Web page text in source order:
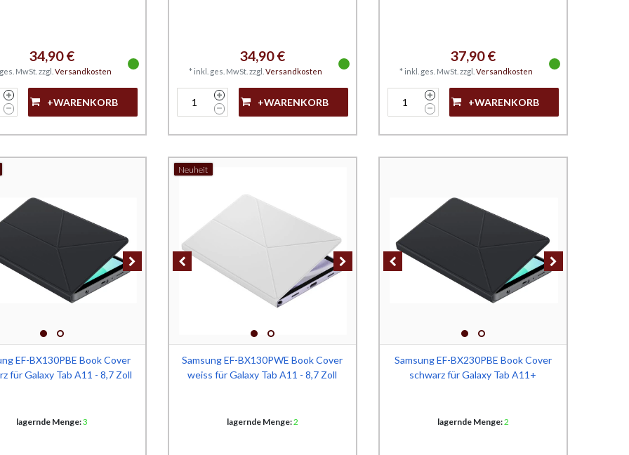
34,90 €
MwSt. zzgl. Versandkosten
+WARENKORB
34,90 €
* inkl. ges. MwSt. zzgl. Versandkosten
+WARENKORB
37,90 €
* inkl. ges. MwSt. zzgl. Versandkosten
+WARENKORB
EF-BX130PBE Book Cover
für Galaxy Tab A11 - 8,7 Zoll
lagernde Menge:3
Neuheit
Samsung EF-BX130PWE Book Cover
weiss für Galaxy Tab A11 - 8,7 Zoll
lagernde Menge:2
Samsung EF-BX230PBE Book Cover
schwarz für Galaxy Tab A11+
lagernde Menge:2